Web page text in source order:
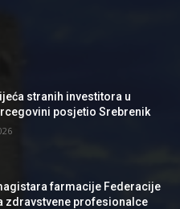
stranih investitora u
posjetio Srebrenik
farmacije Federacije
zdravstvene profesionalce